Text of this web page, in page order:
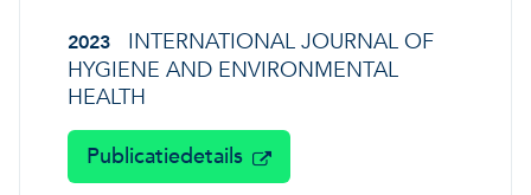
2023 INTERNATIONAL JOURNAL OF
HYGIENE AND ENVIRONMENTAL
HEALTH
Publicatiedetails